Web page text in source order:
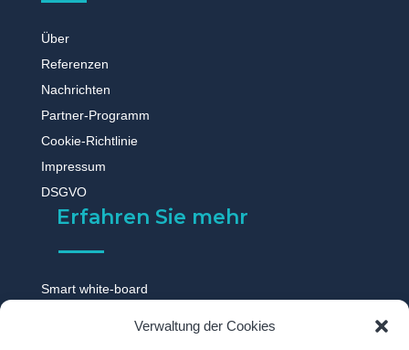
Verwaltung der Cookies
Über
Referenzen
Nachrichten
Partner-Programm
Cookie-Richtlinie
Impressum
DSGVO
Erfahren Sie mehr
Smart white-board